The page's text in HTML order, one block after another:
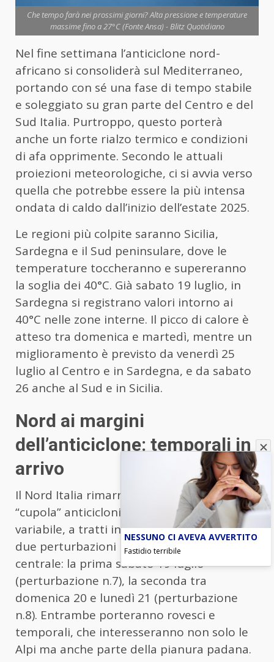
Che tempo farà nei prossimi giorni? Alta pressione e temperature
massime fino a 27°C (Fonte Ansa) - Blitz Quotidiano
Nel fine settimana l’anticiclone nord-
africano si consoliderà sul Mediterraneo,
portando con sé una fase di tempo stabile
e soleggiato su gran parte del Centro e del
Sud Italia. Purtroppo, questo porterà
anche un forte rialzo termico e condizioni
di afa opprimente. Secondo le attuali
proiezioni meteorologiche, ci si avvia verso
quella che potrebbe essere la più intensa
ondata di caldo dall’inizio dell’estate 2025.
Le regioni più colpite saranno Sicilia,
Sardegna e il Sud peninsulare, dove le
temperature toccheranno e supereranno
la soglia dei 40°C. Già sabato 19 luglio, in
Sardegna si registrano valori intorno ai
40°C nelle zone interne. Il picco di calore è
atteso tra domenica e martedì, mentre un
miglioramento è previsto da venerdì 25
luglio al Centro e in Sardegna, e da sabato
26 anche al Sud e in Sicilia.
Nord ai margini
dell’anticiclone: temporali in
arrivo
Il Nord Italia rimarrà ai margini della
“cupola” anticiclonica. Qui il tempo sarà più
variabile, a tratti instabile, per l’arrivo di
due perturbazioni in transito sull’Europa
centrale: la prima sabato 19 luglio
(perturbazione n.7), la seconda tra
domenica 20 e lunedì 21 (perturbazione
n.8). Entrambe porteranno rovesci e
temporali, che interesseranno non solo le
Alpi ma anche parte della pianura padana.
NESSUNO CI AVEVA AVVERTITO
Fastidio terribile